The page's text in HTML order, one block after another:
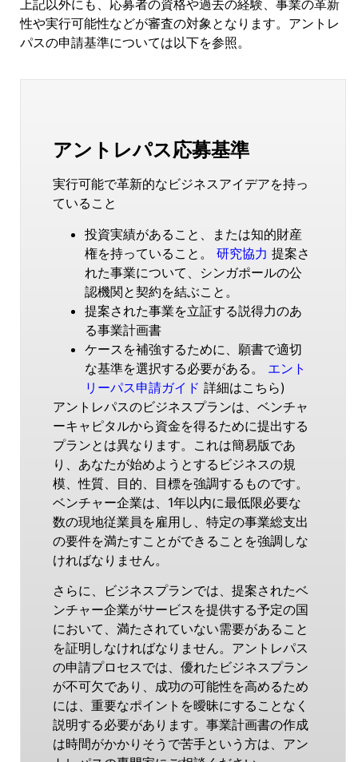
上記以外にも、応募者の資格や過去の経験、事業の革新
性や実行可能性などが審査の対象となります。アントレ
パスの申請基準については以下を参照。
アントレパス応募基準
実行可能で革新的なビジネスアイデアを持っ
ていること
投資実績があること、または知的財産
権を持っていること。 研究協力 提案さ
れた事業について、シンガポールの公
認機関と契約を結ぶこと。
提案された事業を立証する説得力のあ
る事業計画書
ケースを補強するために、願書で適切
な基準を選択する必要がある。 エント
リーパス申請ガイド 詳細はこちら)
アントレパスのビジネスプランは、ベンチャ
ーキャピタルから資金を得るために提出する
プランとは異なります。これは簡易版であ
り、あなたが始めようとするビジネスの規
模、性質、目的、目標を強調するものです。
ベンチャー企業は、1年以内に最低限必要な
数の現地従業員を雇用し、特定の事業総支出
の要件を満たすことができることを強調しな
ければなりません。
さらに、ビジネスプランでは、提案されたベ
ンチャー企業がサービスを提供する予定の国
において、満たされていない需要があること
を証明しなければなりません。アントレパス
の申請プロセスでは、優れたビジネスプラン
が不可欠であり、成功の可能性を高めるため
には、重要なポイントを曖昧にすることなく
説明する必要があります。事業計画書の作成
は時間がかかりそうで苦手という方は、アン